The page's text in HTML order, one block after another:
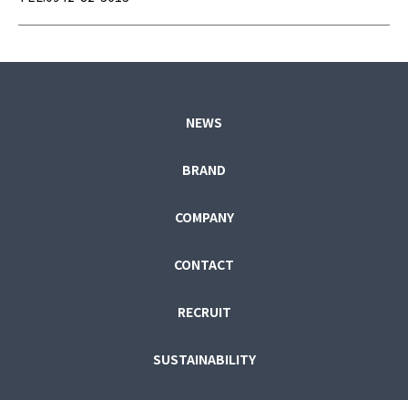
NEWS
BRAND
COMPANY
CONTACT
RECRUIT
SUSTAINABILITY